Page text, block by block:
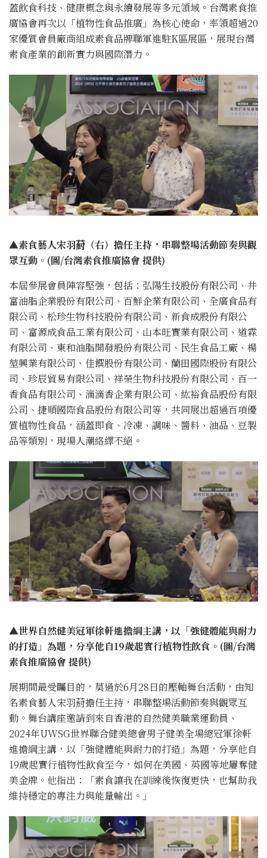
蓋飲食科技、健康概念與永續發展等多元領域。台灣素食推
廣協會再次以「植物性食品推廣」為核心使命，率領超過20
家優質會員廠商組成素食品牌聯軍進駐K區展區，展現台灣
素食產業的創新實力與國際潛力。
▲素食藝人宋羽葤（右）擔任主持，串聯整場活動節奏與觀
眾互動。(圖/台灣素食推廣協會 提供)
本屆參展會員陣容堅強，包括：弘陽生技股份有限公司、井
富油脂企業股份有限公司、百鮮企業有限公司、全廣食品有
限公司、松珍生物科技股份有限公司、新食成股份有限公
司、富源成食品工業有限公司、山本旺實業有限公司、道霖
有限公司、東和油脂開發股份有限公司、民生食品工廠、楊
堃興業有限公司、佳饌股份有限公司、蘭田國際股份有限公
司、珍辰貿易有限公司、祥榮生物科技股份有限公司、百一
香食品有限公司、滴滴香企業有限公司、紘裕食品股份有限
公司、捷順國際食品股份有限公司等，共同展出超過百項優
質植物性食品，涵蓋即食、冷凍、調味、醬料、油品、豆製
品等類別，現場人潮絡繹不絕。
▲世界自然健美冠軍徐軒進擔綱主講，以「強健體能與耐力
的打造」為題，分享他自19歲起實行植物性飲食。(圖/台灣
素食推廣協會 提供)
展期間最受矚目的，莫過於6月28日的壓軸舞台活動，由知
名素食藝人宋羽葤擔任主持，串聯整場活動節奏與觀眾互
動。舞台講座邀請到來自香港的自然健美職業運動員、
2024年UWSG世界聯合健美總會男子健美全場總冠軍徐軒
進擔綱主講，以「強健體能與耐力的打造」為題，分享他自
19歲起實行植物性飲食至今，如何在美國、英國等地屢奪健
美金牌。他指出：「素食讓我在訓練後恢復更快，也幫助我
維持穩定的專注力與能量輸出。」